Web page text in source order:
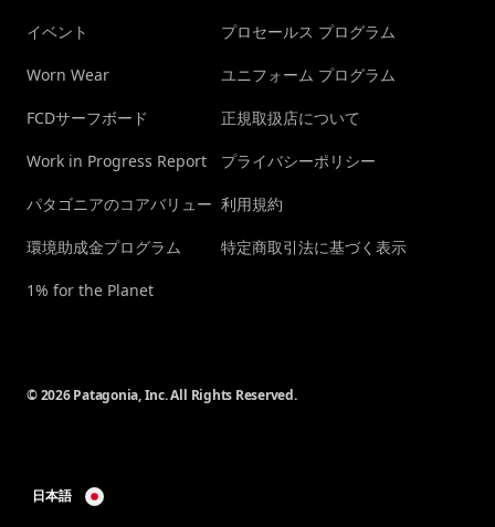
イベント
Worn Wear
FCDサーフボード
Work in Progress Report
パタゴニアのコアバリュー
環境助成金プログラム
1% for the Planet
プロセールス プログラム
ユニフォーム プログラム
正規取扱店について
プライバシーポリシー
利用規約
特定商取引法に基づく表示
© 2026 Patagonia, Inc. All Rights Reserved.
日本語